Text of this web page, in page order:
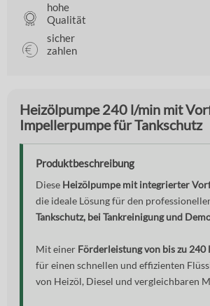
hohe
Qualität
sicher
zahlen
Heizölpumpe 240 l/min mit
Impellerpumpe für Tankschutz
Produktbeschreibung
Diese Heizölpumpe mit integrierter
die ideale Lösung für den
Tankschutz, bei Tankreinigung und
Mit einer Förderleistung von bis zu 240
für einen schnellen und effizienten
von Heizöl, Diesel und vergleichbaren